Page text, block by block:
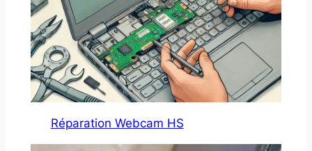
Réparation Webcam HS